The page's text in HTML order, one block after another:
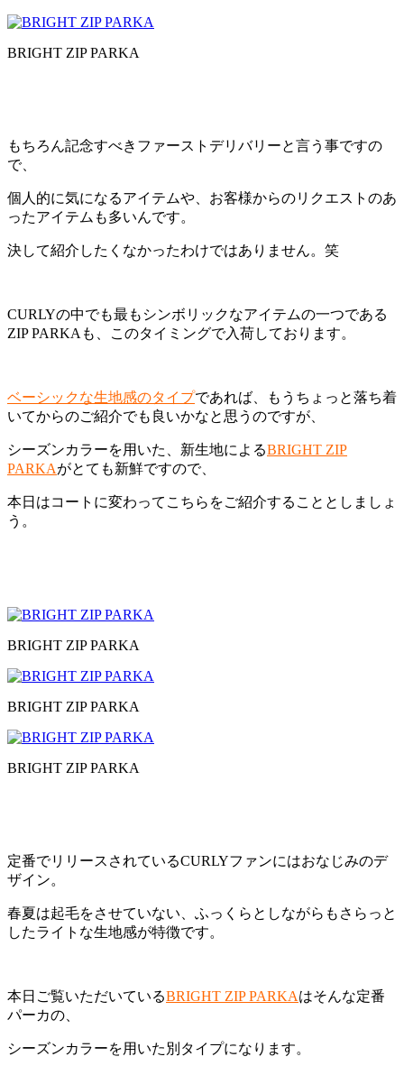
BRIGHT ZIP PARKA
もちろん記念すべきファーストデリバリーと言う事ですの
で、
個人的に気になるアイテムや、お客様からのリクエストのあ
ったアイテムも多いんです。
決して紹介したくなかったわけではありません。笑
CURLYの中でも最もシンボリックなアイテムの一つである
ZIP PARKAも、このタイミングで入荷しております。
ベーシックな生地感のタイプであれば、もうちょっと落ち着
いてからのご紹介でも良いかなと思うのですが、
シーズンカラーを用いた、新生地によるBRIGHT ZIP
PARKAがとても新鮮ですので、
本日はコートに変わってこちらをご紹介することとしましょ
う。
BRIGHT ZIP PARKA
BRIGHT ZIP PARKA
BRIGHT ZIP PARKA
定番でリリースされているCURLYファンにはおなじみのデ
ザイン。
春夏は起毛をさせていない、ふっくらとしながらもさらっと
したライトな生地感が特徴です。
本日ご覧いただいているBRIGHT ZIP PARKAはそんな定番
パーカの、
シーズンカラーを用いた別タイプになります。